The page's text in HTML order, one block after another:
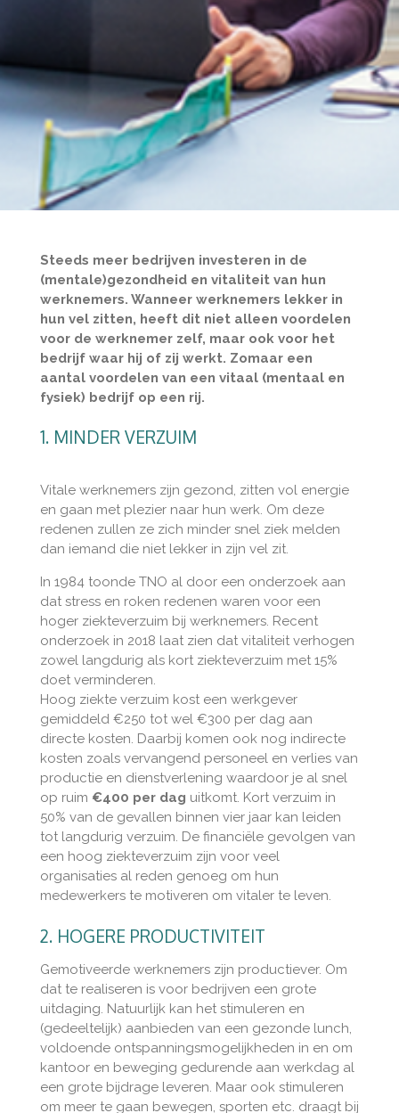
Steeds meer bedrijven investeren in de
(mentale)gezondheid en vitaliteit van hun
werknemers. Wanneer werknemers lekker in
hun vel zitten, heeft dit niet alleen voordelen
voor de werknemer zelf, maar ook voor het
bedrijf waar hij of zij werkt. Zomaar een
aantal voordelen van een vitaal (mentaal en
fysiek) bedrijf op een rij.
1. MINDER VERZUIM
Vitale werknemers zijn gezond, zitten vol energie
en gaan met plezier naar hun werk. Om deze
redenen zullen ze zich minder snel ziek melden
dan iemand die niet lekker in zijn vel zit.
In 1984 toonde TNO al door een onderzoek aan
dat stress en roken redenen waren voor een
hoger ziekteverzuim bij werknemers. Recent
onderzoek in 2018 laat zien dat vitaliteit verhogen
zowel langdurig als kort ziekteverzuim met 15%
doet verminderen.
Hoog ziekte verzuim kost een werkgever
gemiddeld €250 tot wel €300 per dag aan
directe kosten. Daarbij komen ook nog indirecte
kosten zoals vervangend personeel en verlies van
productie en dienstverlening waardoor je al snel
op ruim €400 per dag uitkomt. Kort verzuim in
50% van de gevallen binnen vier jaar kan leiden
tot langdurig verzuim. De financiële gevolgen van
een hoog ziekteverzuim zijn voor veel
organisaties al reden genoeg om hun
medewerkers te motiveren om vitaler te leven.
2. HOGERE PRODUCTIVITEIT
Gemotiveerde werknemers zijn productiever. Om
dat te realiseren is voor bedrijven een grote
uitdaging. Natuurlijk kan het stimuleren en
(gedeeltelijk) aanbieden van een gezonde lunch,
voldoende ontspanningsmogelijkheden in en om
kantoor en beweging gedurende aan werkdag al
een grote bijdrage leveren. Maar ook stimuleren
om meer te gaan bewegen, sporten etc. draagt bij